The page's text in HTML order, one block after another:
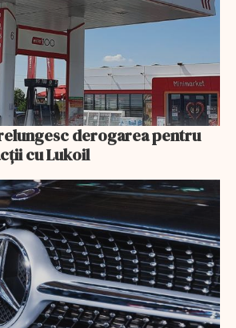
derogarea pentru
cu Lukoil